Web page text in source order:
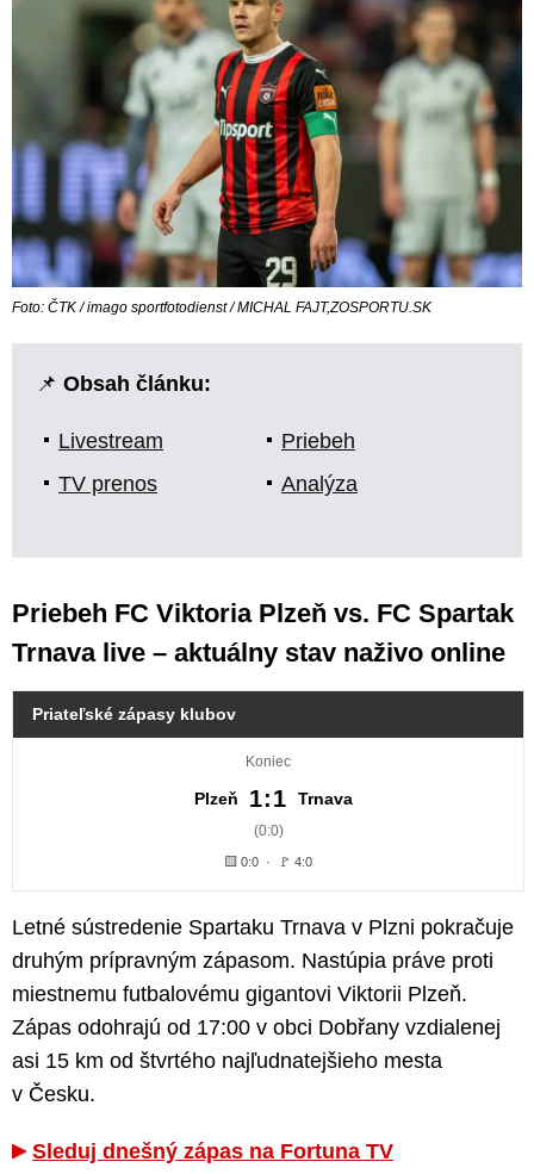
Foto: ČTK / imago sportfotodienst / MICHAL FAJT,ZOSPORTU.SK
📌 Obsah článku:
Livestream
Priebeh
TV prenos
Analýza
Priebeh FC Viktoria Plzeň vs. FC Spartak
Trnava live – aktuálny stav naživo online
Priateľské zápasy klubov
Koniec
Plzeň 1:1 Trnava
(0:0)
🟨 0:0 · 🚩 4:0
Letné sústredenie Spartaku Trnava v Plzni pokračuje
druhým prípravným zápasom. Nastúpia práve proti
miestnemu futbalovému gigantovi Viktorii Plzeň.
Zápas odohrajú od 17:00 v obci Dobřany vzdialenej
asi 15 km od štvrtého najľudnatejšieho mesta
v Česku.
Sleduj dnešný zápas na Fortuna TV